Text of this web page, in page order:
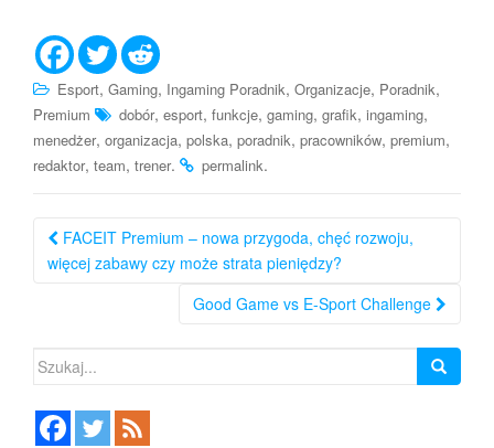
Esport, Gaming, Ingaming Poradnik, Organizacje, Poradnik,
Premium dobór, esport, funkcje, gaming, grafik, ingaming,
menedżer, organizacja, polska, poradnik, pracowników, premium,
redaktor, team, trener. permalink.
Nawigacja
po
FACEIT Premium – nowa przygoda, chęć rozwoju,
więcej zabawy czy może strata pieniędzy?
Good Game vs E-Sport Challenge
Szukaj: